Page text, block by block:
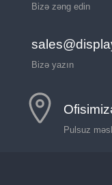
Bizə zəng edin
Bizə yazın
Pulsuz